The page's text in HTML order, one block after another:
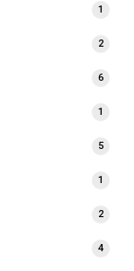
1
2
6
1
5
1
2
4